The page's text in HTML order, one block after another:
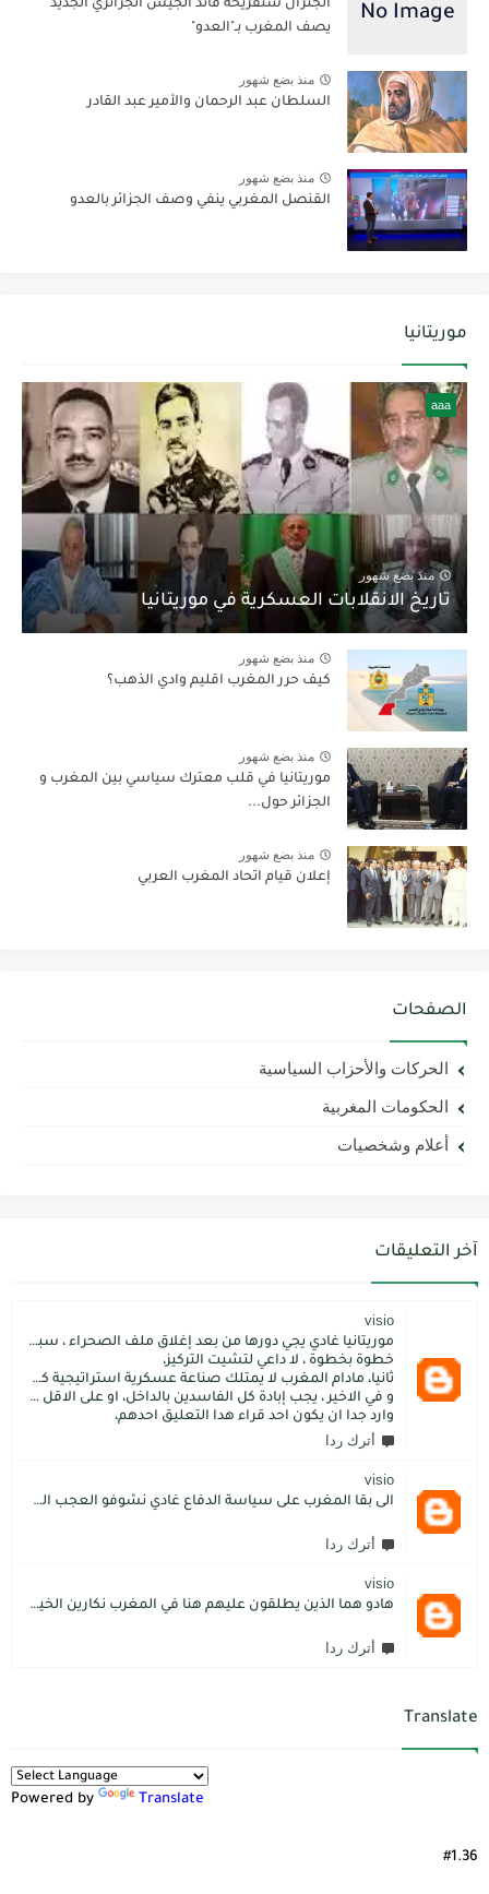
الجنرال شنقريحة قائد الجيش الجزائري الجديد
يصف المغرب بـ"العدو"
منذ بضع شهور
السلطان عبد الرحمان والأمير عبد القادر
منذ بضع شهور
القنصل المغربي ينفي وصف الجزائر بالعدو
موريتانيا
aaa
منذ بضع شهور
تاريخ الانقلابات العسكرية في موريتانيا
منذ بضع شهور
كيف حرر المغرب اقليم وادي الذهب؟
منذ بضع شهور
موريتانيا في قلب معترك سياسي بين المغرب و
الجزائر حول...
منذ بضع شهور
إعلان قيام اتحاد المغرب العربي
الصفحات
الحركات والأحزاب السياسية
الحكومات المغربية
أعلام وشخصيات
آخر التعليقات
visio
موريتانيا غادي يجي دورها من بعد إغلاق ملف الصحراء ، سبتة مليلية و الجزر،
خطوة بخطوة ، لا داعي لتشيت التركيز،
ثانيا، مادام المغرب لا يمتلك صناعة عسكرية استراتيجية كما فعل الاتراك فسيبقى داءما محل اطماع الغير،
و في الاخير ، يجب إبادة كل الفاسدين بالداخل، او على الاقل كما فعل محمد بن سلمان: قم بتسليم الاموال المنهوبة او المشنقة(حرفيا)، فقط هم بضعة آلاف ليسوا كُثر.
وارد جدا ان يكون احد قراء هدا التعليق احدهم،
أترك ردا
visio
الى بقا المغرب على سياسة الدفاع غادي نشوفو العجب المعجب من دولة الكبرانات.. دولة ما عندها تاريخ كاتسرق تراتنا ، اراضبنا و تاريخنا و حنا جالسين كانتسناو في الامم المتحدة تعطينا حل و الواقع هو كل عام مشكلتنا كاتعقد مع دولة الشر.. فرنسا اكبر شيطان من مازال حطا صبعها في شمال افريقيا، كانزيدو مشكل على مشكل اللهم كبرها تصغار .. الانسان هو لي يموت على ولادو و على ارضو
أترك ردا
visio
هادو هما الذين يطلقون عليهم هنا في المغرب نكارين الخير.كما يقول المثل المغربي دير الخير في الرجال تلقاه لاديرو فالشماتة راه يتوضر .لكن الخير دائما يعلو على الشر./.
أترك ردا
Translate
Powered by Translate
#1.36